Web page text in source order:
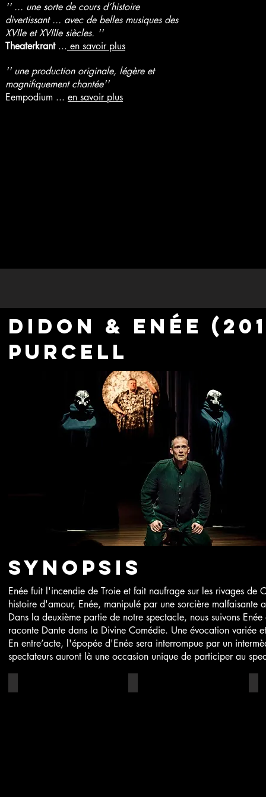
'' ... une sorte de cours d’histoire
divertissant ... avec de belles musiques des
XVIIe et XVIIIe siècles. ''
Theaterkrant... en savoir plus
'' une production originale, légère et
magnifiquement chantée''
Eempodium ... en savoir plus
Didon & Enée
Purcell
Synopsis
Enée fuit l'incendie de Troie et fait naufrage sur les rivages
histoire d'amour, Enée, manipulé par une sorcière
Dans la deuxième partie de notre spectacle, nous suivons
raconte Dante dans la Divine Comédie. Une évocation variée
En entre’acte, l'épopée d'Enée sera interrompue par un
spectateurs auront là une occasion unique de participer au